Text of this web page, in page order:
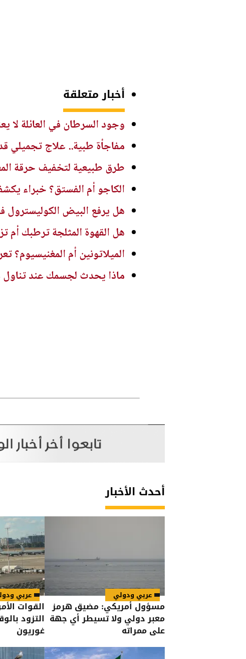
أخبار متعلقة
وجود السرطان في العائلة لا
مفاجأة طبية.. علاج تجميلي
طرق طبيعية لتخفيف حرقة
الكاجو أم الفستق؟ خبراء
هل يرفع البيض الكوليسترول
هل القهوة المثلجة ترطبك
الميلاتونين أم المغنيسيوم؟
ماذا يحدث لجسمك عند تناول
أحدث الأخبار
عربي ودولي
مسؤول أمريكي: مضيق هرمز
معبر دولي ولا تسيطر أي جهة
على ممراته
عربي
القوات
التزود
غوريون